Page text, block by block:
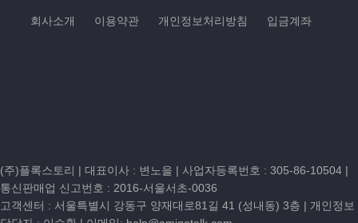
회사소개 이용약관 개인정보처리방침 입금계좌
(주)플록스토리 | 대표이사 : 변노을 | 사업자등록번호 : 305-86-10504 |
통신판매업 신고번호 : 2016-서울서초-0036
고객센터 : 서울특별시 강동구 양재대로81길 41 (성내동) 3층 | 개인정보